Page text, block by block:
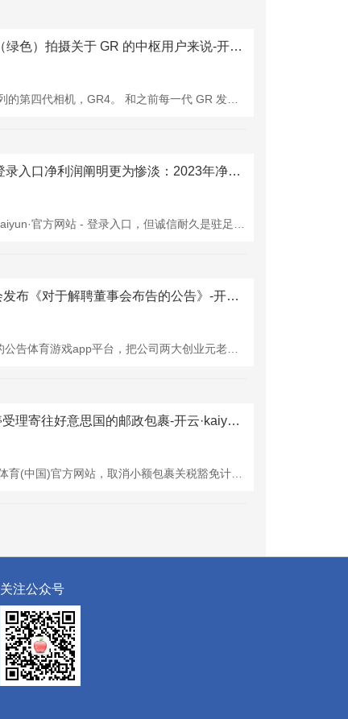
体育游戏app平台▲ 使用电影（绿色）拍摄关于 GR 的中枢用户来说-开云·kaiyun(中国)官方网站 登录入口
开云(中国)Kaiyun·官方网站 - 登录入口净利润阐明更为惨淡：2023年净利率2.23%-开云·kaiyun(中国)官方网站 登录入口
体育游戏app平台裕太微董事会发布《对于解聘董事会布告的公告》-开云·kaiyun(中国)官方网站 登录入口
开云体育(中国)官方网站将暂停受理寄往好意思国的邮政包裹-开云·kaiyun(中国)官方网站 登录入口
关注公众号